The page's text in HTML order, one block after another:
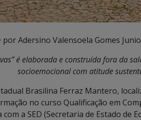
por Adersino Valensoela Gomes
é elaborada e construída fora da
socioemocional com atitude
Brasilina Ferraz Mantero,
no curso Qualificação em
a SED (Secretaria de Estado de